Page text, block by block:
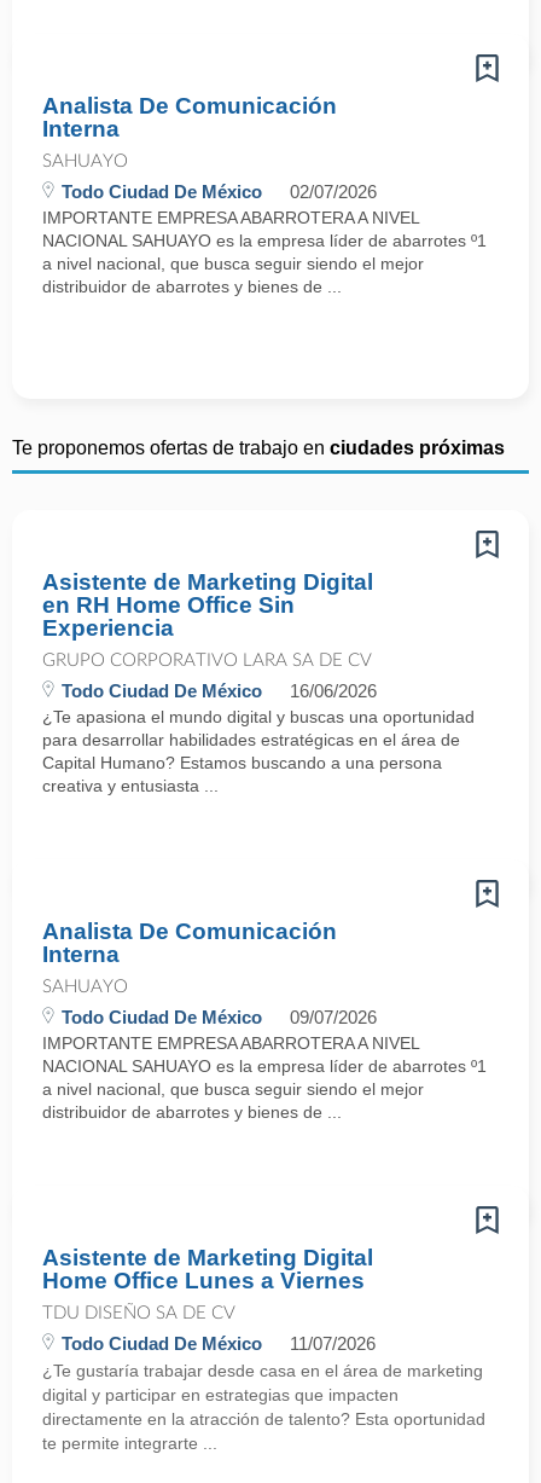
Analista De Comunicación
Interna
SAHUAYO
Todo Ciudad De México 02/07/2026
IMPORTANTE EMPRESA ABARROTERA A NIVEL
NACIONAL SAHUAYO es la empresa líder de abarrotes º1
a nivel nacional, que busca seguir siendo el mejor
distribuidor de abarrotes y bienes de ...
Te proponemos ofertas de trabajo en ciudades próximas
Asistente de Marketing Digital
en RH Home Office Sin
Experiencia
GRUPO CORPORATIVO LARA SA DE CV
Todo Ciudad De México 16/06/2026
¿Te apasiona el mundo digital y buscas una oportunidad
para desarrollar habilidades estratégicas en el área de
Capital Humano? Estamos buscando a una persona
creativa y entusiasta ...
Analista De Comunicación
Interna
SAHUAYO
Todo Ciudad De México 09/07/2026
IMPORTANTE EMPRESA ABARROTERA A NIVEL
NACIONAL SAHUAYO es la empresa líder de abarrotes º1
a nivel nacional, que busca seguir siendo el mejor
distribuidor de abarrotes y bienes de ...
Asistente de Marketing Digital
Home Office Lunes a Viernes
TDU DISEÑO SA DE CV
Todo Ciudad De México 11/07/2026
¿Te gustaría trabajar desde casa en el área de marketing
digital y participar en estrategias que impacten
directamente en la atracción de talento? Esta oportunidad
te permite integrarte ...